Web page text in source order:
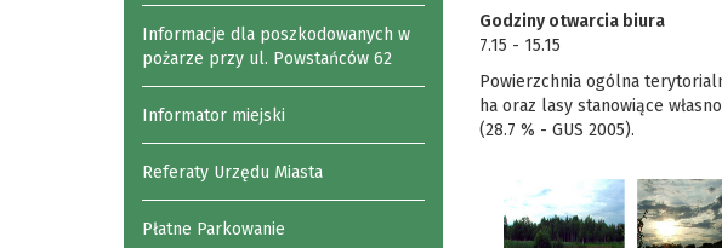
Informacje dla poszkodowanych w
pożarze przy ul. Powstańców 62
Informator miejski
Referaty Urzędu Miasta
Płatne Parkowanie
Godziny otwarcia biura
7.15 - 15.15
Powierzchnia ogólna
ha oraz lasy stanowiące
(28.7 % - GUS 2005).